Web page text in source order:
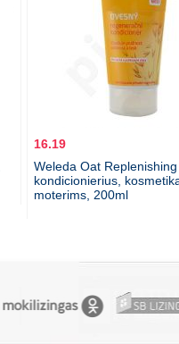
16.19
Weleda Oat Replenishing
kondicionierius,
moterims, 200ml